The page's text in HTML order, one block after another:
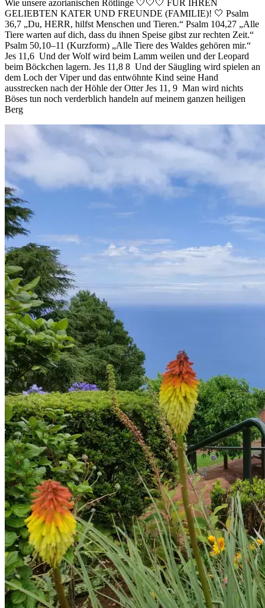
Wie unsere azorianischen Rötlinge 🤍🤍🤍 FÜR IHREN
GELIEBTEN KATER UND FREUNDE (FAMILIE)! 🤍 Psalm
36,7 „Du, HERR, hilfst Menschen und Tieren.“ Psalm 104,27 „Alle
Tiere warten auf dich, dass du ihnen Speise gibst zur rechten Zeit.“
Psalm 50,10–11 (Kurzform) „Alle Tiere des Waldes gehören mir.“
Jes 11,6 Und der Wolf wird beim Lamm weilen und der Leopard
beim Böckchen lagern. Jes 11,8 8 Und der Säugling wird spielen an
dem Loch der Viper und das entwöhnte Kind seine Hand
ausstrecken nach der Höhle der Otter Jes 11, 9 Man wird nichts
Böses tun noch verderblich handeln auf meinem ganzen heiligen
Berg